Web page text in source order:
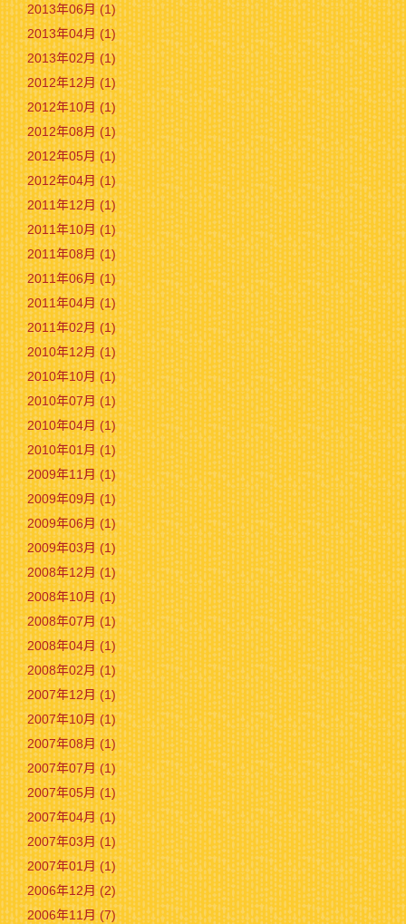
2013年06月 (1)
2013年04月 (1)
2013年02月 (1)
2012年12月 (1)
2012年10月 (1)
2012年08月 (1)
2012年05月 (1)
2012年04月 (1)
2011年12月 (1)
2011年10月 (1)
2011年08月 (1)
2011年06月 (1)
2011年04月 (1)
2011年02月 (1)
2010年12月 (1)
2010年10月 (1)
2010年07月 (1)
2010年04月 (1)
2010年01月 (1)
2009年11月 (1)
2009年09月 (1)
2009年06月 (1)
2009年03月 (1)
2008年12月 (1)
2008年10月 (1)
2008年07月 (1)
2008年04月 (1)
2008年02月 (1)
2007年12月 (1)
2007年10月 (1)
2007年08月 (1)
2007年07月 (1)
2007年05月 (1)
2007年04月 (1)
2007年03月 (1)
2007年01月 (1)
2006年12月 (2)
2006年11月 (7)